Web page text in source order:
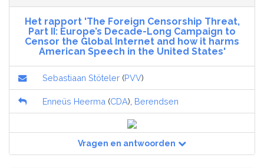
Het rapport 'The Foreign Censorship Threat,
Part II: Europe’s Decade-Long Campaign to
Censor the Global Internet and how it harms
American Speech in the United States'
Sebastiaan Stöteler (PVV)
Enneüs Heerma (CDA), Berendsen
Vragen en antwoorden